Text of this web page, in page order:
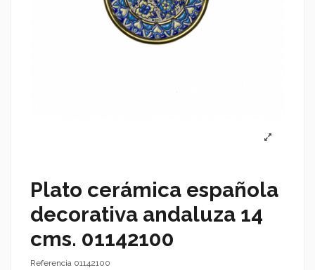
Plato cerámica española
decorativa andaluza 14
cms. 01142100
Referencia 01142100